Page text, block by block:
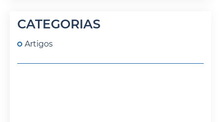
CATEGORIAS
Artigos